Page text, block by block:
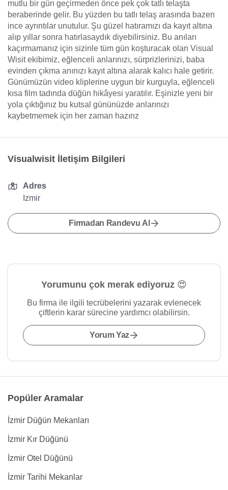
mutlu bir gün geçirmeden önce pek çok tatlı telaşta
beraberinde gelir. Bu yüzden bu tatlı telaş arasında bazen
ince ayrıntılar unutulur. Şu güzel hatıramızı da kayıt altına
alıp yıllar sonra hatırlasaydık diyebilirsiniz. Bu anıları
kaçırmamanız için sizinle tüm gün koşturacak olan Visual
Wisit ekibimiz, eğlenceli anlarınızı, sürprizlerinizi, baba
evinden çıkma anınızı kayıt altına alarak kalıcı hale getirir.
Günümüzün video kliplerine uygun bir kurguyla, eğlenceli
kısa film tadında düğün hikâyesi yaratılır. Eşinizle yeni bir
yola çıktığınız bu kutsal gününüzde anlarınızı
kaybetmemek için her zaman hazırız
Visualwisit İletişim Bilgileri
Adres
Izmir
Firmadan Randevu Al
Yorumunu çok merak ediyoruz 😍
Bu firma ile ilgili tecrübelerini yazarak evlenecek
çiftlerin karar sürecine yardımcı olabilirsin.
Yorum Yaz
Popüler Aramalar
İzmir Düğün Mekanları
İzmir Kır Düğünü
İzmir Otel Düğünü
İzmir Tarihi Mekanlar